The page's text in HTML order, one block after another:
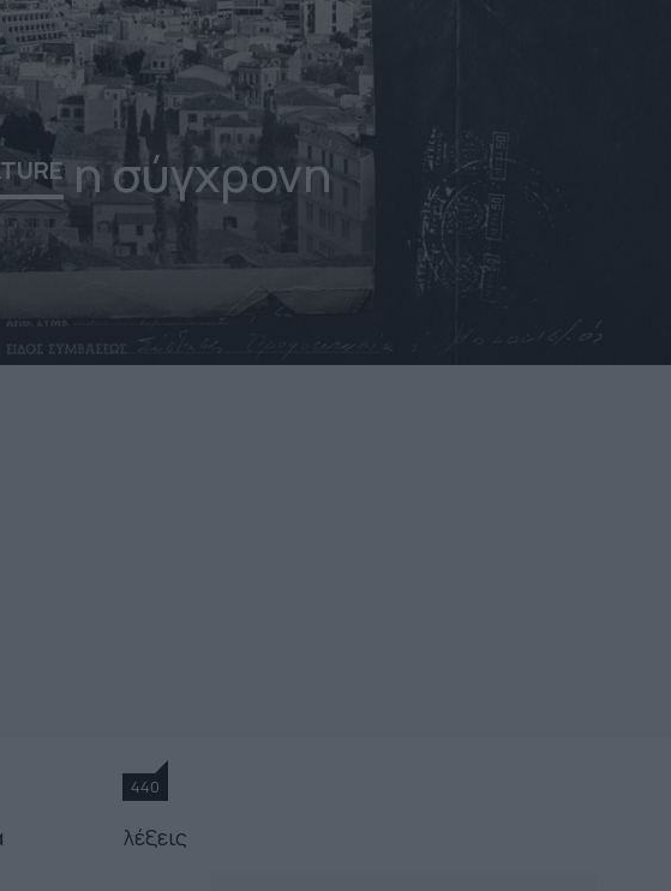
η σύγχρονη
440
λέξεις